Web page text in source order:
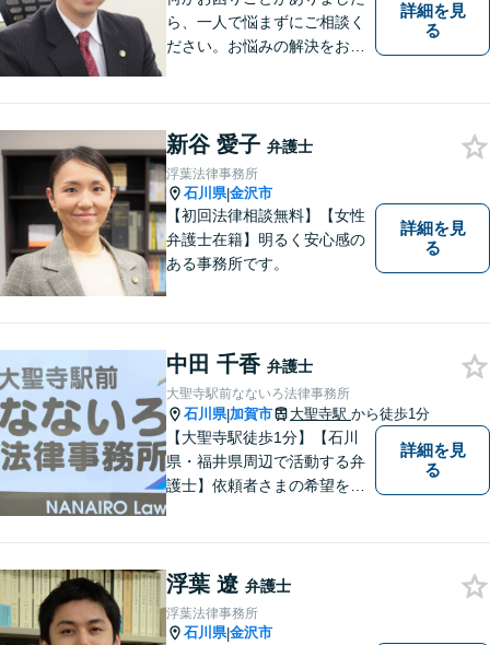
ら、一人で悩まずにご相談く
ださい。お悩みの解決をお手
詳細を見
る
新谷 愛子 弁護士
浮葉法律事務所
石川県|金沢市
【初回法律相談無料】【女性
弁護士在籍】明るく安心感の
ある事務所です。
詳細を見
る
中田 千香 弁護士
大聖寺駅前なないろ法律事務所
石川県|加賀市 大聖寺駅 から徒歩1分
【大聖寺駅徒歩1分】【石川
県・福井県周辺で活動する弁
護士】依頼者さまの希望を尊
軽にご相談ください。土日祝
も対応可能です。【法テラス
可】
詳細を見
る
浮葉 遼 弁護士
浮葉法律事務所
石川県|金沢市